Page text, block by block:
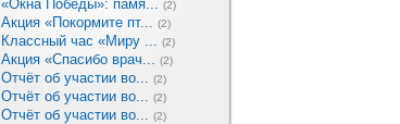
«Окна Победы»: памя... (2)
Акция «Покормите пт... (2)
Классный час «Миру ... (2)
Акция «Спасибо врач... (2)
Отчёт об участии во... (2)
Отчёт об участии во... (2)
Отчёт об участии во... (2)